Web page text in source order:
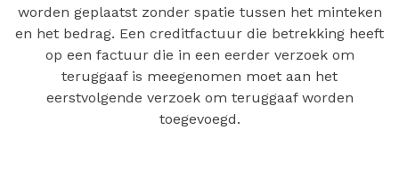
worden geplaatst zonder spatie tussen het minteken
en het bedrag. Een creditfactuur die betrekking heeft
op een factuur die in een eerder verzoek om
teruggaaf is meegenomen moet aan het
eerstvolgende verzoek om teruggaaf worden
toegevoegd.